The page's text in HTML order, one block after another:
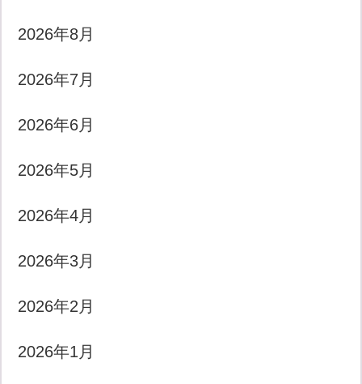
2026年8月
2026年7月
2026年6月
2026年5月
2026年4月
2026年3月
2026年2月
2026年1月